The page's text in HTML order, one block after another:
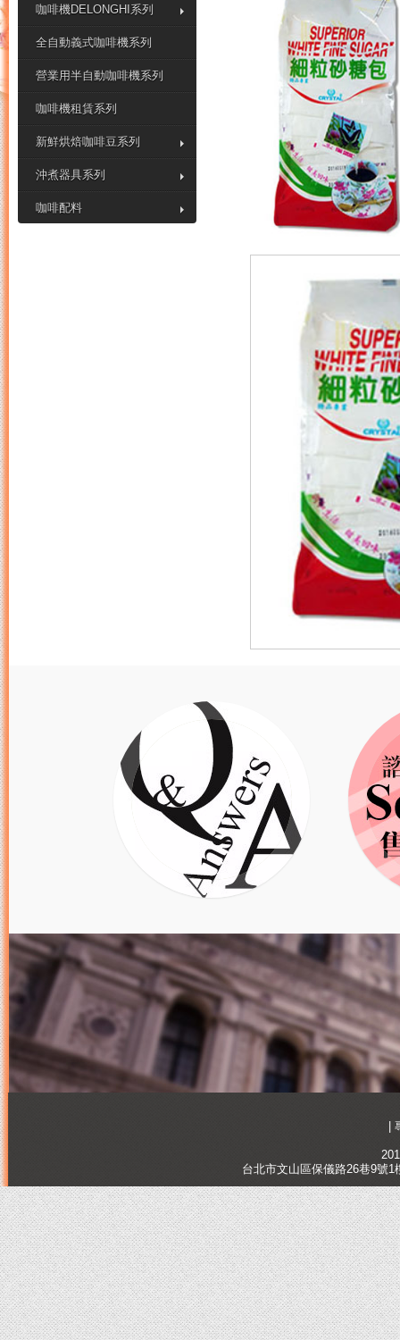
咖啡機DELONGHI系列
全自動義式咖啡機系列
營業用半自動咖啡機系列
咖啡機租賃系列
新鮮烘焙咖啡豆系列
沖煮器具系列
咖啡配料
|
台北市文山區保儀路26巷9號1